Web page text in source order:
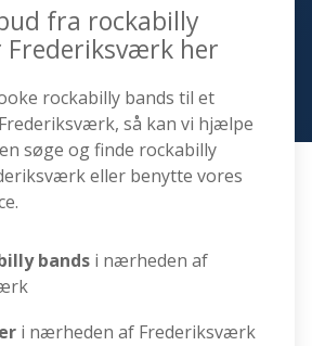
fra rockabilly
her
rockabilly bands til et
så kan vi hjælpe
søge og finde rockabilly
eller benytte vores
bands i nærheden af
i nærheden af Frederiksværk